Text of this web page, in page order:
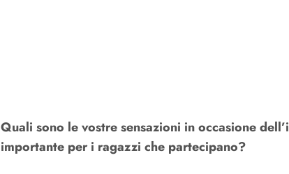
Quali sono le vostre sensazioni in occasione
importante per i ragazzi che partecipano?